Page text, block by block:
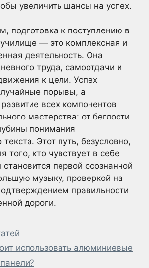
увеличить шансы на успех.
подготовка к поступлению в
— это комплексная и
деятельность. Она
труда, самоотдачи и
к цели. Успех
порывы, а
всех компонентов
мастерства: от беглости
понимания
Этот путь, безусловно,
того, кто чувствует в себе
становится первой осознанной
музыку, проверкой на
правильности
дороги.
использовать алюминиевые